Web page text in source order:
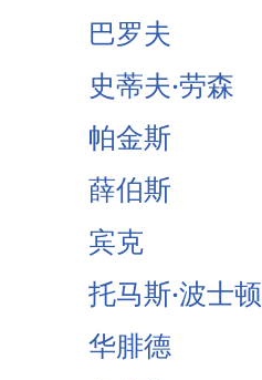
巴罗夫
史蒂夫·劳森
帕金斯
薛伯斯
宾克
托马斯·波士顿
华腓德